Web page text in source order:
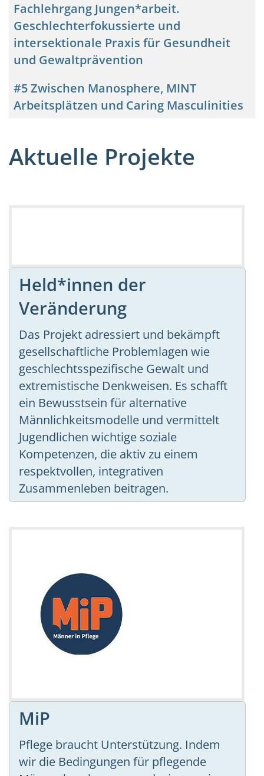
Fachlehrgang Jungen*arbeit.
Geschlechterfokussierte und
intersektionale Praxis für Gesundheit
und Gewaltprävention
#5 Zwischen Manosphere, MINT
Arbeitsplätzen und Caring Masculinities
Aktuelle Projekte
Held*innen der
Veränderung
Das Projekt adressiert und bekämpft
gesellschaftliche Problemlagen wie
geschlechtsspezifische Gewalt und
extremistische Denkweisen. Es schafft
ein Bewusstsein für alternative
Männlichkeitsmodelle und vermittelt
Jugendlichen wichtige soziale
Kompetenzen, die aktiv zu einem
respektvollen, integrativen
Zusammenleben beitragen.
MiP
Pflege braucht Unterstützung. Indem
wir die Bedingungen für pflegende